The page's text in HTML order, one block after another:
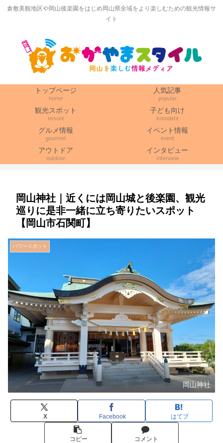
倉敷美観地区や岡山後楽園をはじめ岡山県全域をより楽しむための観光情報サ
イト
トップページ
home
人気記事
popular
観光スポット
leisure
子ども向け
kosodate
グルメ情報
gourmet
イベント情報
event
アウトドア
outdoor
インタビュー
interview
岡山神社｜近くには岡山城と後楽園、観光
巡りに是非一緒に立ち寄りたいスポット
【岡山市石関町】
パワースポット
岡山神社
X Facebook はてブ
コピー コメント